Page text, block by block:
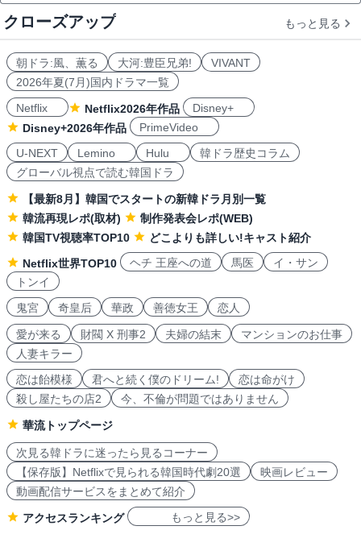
クローズアップ もっと見る
朝ドラ:風、薫る 大河:豊臣兄弟!
VIVANT
2026年夏(7月)国内ドラマ一覧
Netflix
Netflix2026年作品
Disney+
Disney+2026年作品
PrimeVideo
U-NEXT
Lemino Hulu
韓ドラ歴史コラム
グローバル視点で読む韓国ドラ
【最新8月】韓国でスタートの新韓ドラ月別一覧
韓流再現レポ(取材)
制作発表会レポ(WEB)
韓国TV視聴率TOP10
どこよりも詳しい!キャスト紹介
Netflix世界TOP10
ヘチ 王座への道 馬医
イ・サン
トンイ
鬼宮
奇皇后 華政 善徳女王 恋人
愛が来る 財閥 X 刑事2 夫婦の結末
マンションのお仕事
人妻キラー
恋は飴模様
君へと続く僕のドリーム!
恋は命がけ
殺し屋たちの店2
今、不倫が問題ではありません
華流トップページ
次見る韓ドラに迷ったら見るコーナー
【保存版】Netflixで見られる韓国時代劇20選
映画レビュー
動画配信サービスをまとめて紹介
アクセスランキング もっと見る>>